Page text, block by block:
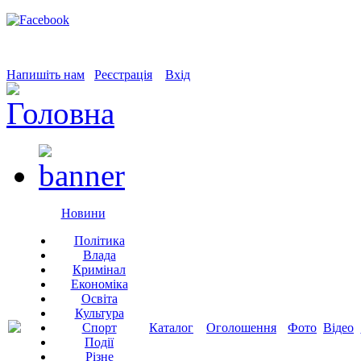
Напишіть нам Реєстрація Вхід
Новини
Політика
Влада
Кримінал
Економіка
Освіта
Культура
Спорт
Події
Різне
Каталог Оголошення Фото Відео